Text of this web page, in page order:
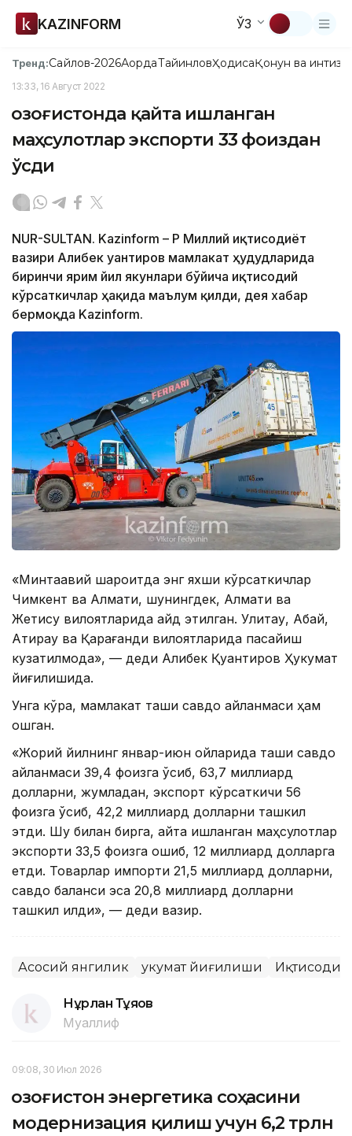
KAZINFORM ЎЗ
Тренд:Сайлов-2026АқордаТайинловҲодисаҚонун ва
13:33, 16 Август 2022
Қозоғистонда қайта ишланган
маҳсулотлар экспорти 33 фоиздан
ўсди
NUR-SULTAN. Kazinform – ҚР Миллий иқтисодиёт
вазири Алибек Қуантиров мамлакат ҳудудларида
биринчи ярим йил якунлари бўйича иқтисодий
кўрсаткичлар ҳақида маълум қилди, дея хабар
бермоқда Kazinform.
«Минтақавий шароитда энг яхши кўрсаткичлар
Чимкент ва Алмати, шунингдек, Алмати ва
Жетису вилоятларида қайд этилган. Улитау, Абай,
Атирау ва Қарағанди вилоятларида пасайиш
кузатилмоқда», — деди Алибек Қуантиров Ҳукумат
йиғилишида.
Унга кўра, мамлакат ташқи савдо айланмаси ҳам
ошган.
«Жорий йилнинг январ-июн ойларида ташқи савдо
айланмаси 39,4 фоизга ўсиб, 63,7 миллиард
долларни, жумладан, экспорт кўрсаткичи 56
фоизга ўсиб, 42,2 миллиард долларни ташкил
этди. Шу билан бирга, қайта ишланган маҳсулотлар
экспорти 33,5 фоизга ошиб, 12 миллиард долларга
етди. Товарлар импорти 21,5 миллиард долларни,
савдо баланси эса 20,8 миллиард долларни
ташкил қилди», — деди вазир.
Асосий янгилик Ҳукумат йиғилиши
Нұрлан Тұяқов
Муаллиф
09:08, 30 Июл 2026
Қозоғистон энергетика соҳасини
модернизация қилиш учун 6,2 трлн